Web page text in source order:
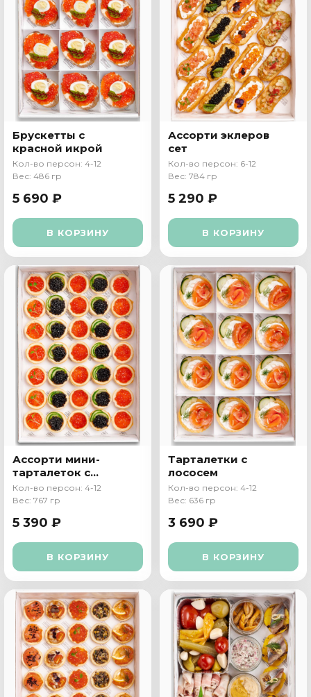
Брускетты с
красной икрой
Кол-во персон: 4-12
Вес: 486 гр
5 690 ₽
В КОРЗИНУ
Ассорти эклеров
сет
Кол-во персон: 6-12
Вес: 784 гр
5 290 ₽
В КОРЗИНУ
Ассорти мини-
тарталеток с
икрой
Кол-во персон: 4-12
Вес: 767 гр
5 390 ₽
В КОРЗИНУ
Тарталетки с
лососем
Кол-во персон: 4-12
Вес: 636 гр
3 690 ₽
В КОРЗИНУ